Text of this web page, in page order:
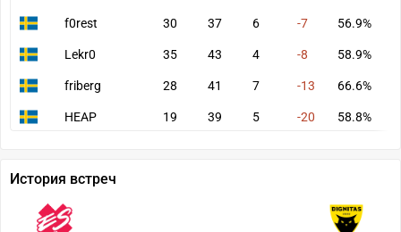
f0rest 30 37 6 -7 56.9%
Lekr0 35 43 4 -8 58.9%
friberg 28 41 7 -13 66.6%
HEAP 19 39 5 -20 58.8%
История встреч